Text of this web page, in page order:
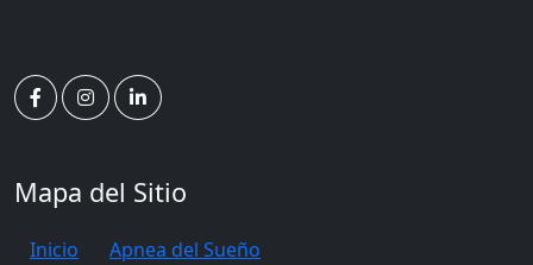
Mapa del Sitio
Inicio
Apnea del Sueño